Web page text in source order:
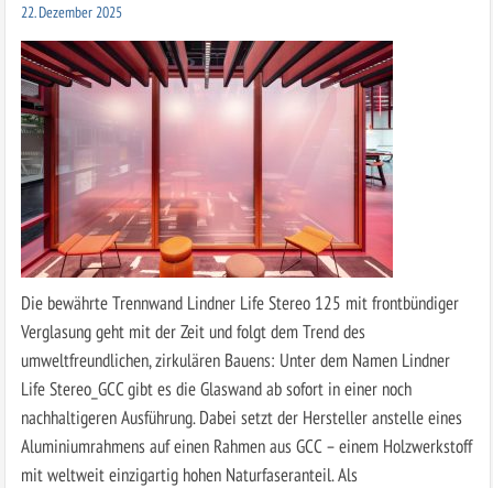
22. Dezember 2025
Die bewährte Trennwand Lindner Life Stereo 125 mit frontbündiger
Verglasung geht mit der Zeit und folgt dem Trend des
umweltfreundlichen, zirkulären Bauens: Unter dem Namen Lindner
Life Stereo_GCC gibt es die Glaswand ab sofort in einer noch
nachhaltigeren Ausführung. Dabei setzt der Hersteller anstelle eines
Aluminiumrahmens auf einen Rahmen aus GCC – einem Holzwerkstoff
mit weltweit einzigartig hohen Naturfaseranteil. Als